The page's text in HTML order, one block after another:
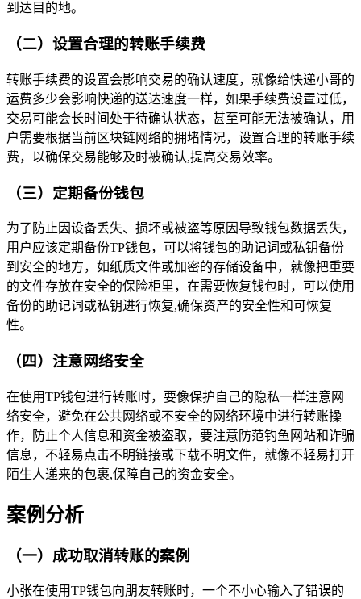
到达目的地。
（二）设置合理的转账手续费
转账手续费的设置会影响交易的确认速度，就像给快递小哥的
运费多少会影响快递的送达速度一样，如果手续费设置过低，
交易可能会长时间处于待确认状态，甚至可能无法被确认，用
户需要根据当前区块链网络的拥堵情况，设置合理的转账手续
费，以确保交易能够及时被确认,提高交易效率。
（三）定期备份钱包
为了防止因设备丢失、损坏或被盗等原因导致钱包数据丢失，
用户应该定期备份TP钱包，可以将钱包的助记词或私钥备份
到安全的地方，如纸质文件或加密的存储设备中，就像把重要
的文件存放在安全的保险柜里，在需要恢复钱包时，可以使用
备份的助记词或私钥进行恢复,确保资产的安全性和可恢复
性。
（四）注意网络安全
在使用TP钱包进行转账时，要像保护自己的隐私一样注意网
络安全，避免在公共网络或不安全的网络环境中进行转账操
作，防止个人信息和资金被盗取，要注意防范钓鱼网站和诈骗
信息，不轻易点击不明链接或下载不明文件，就像不轻易打开
陌生人递来的包裹,保障自己的资金安全。
案例分析
（一）成功取消转账的案例
小张在使用TP钱包向朋友转账时，一个不小心输入了错误的